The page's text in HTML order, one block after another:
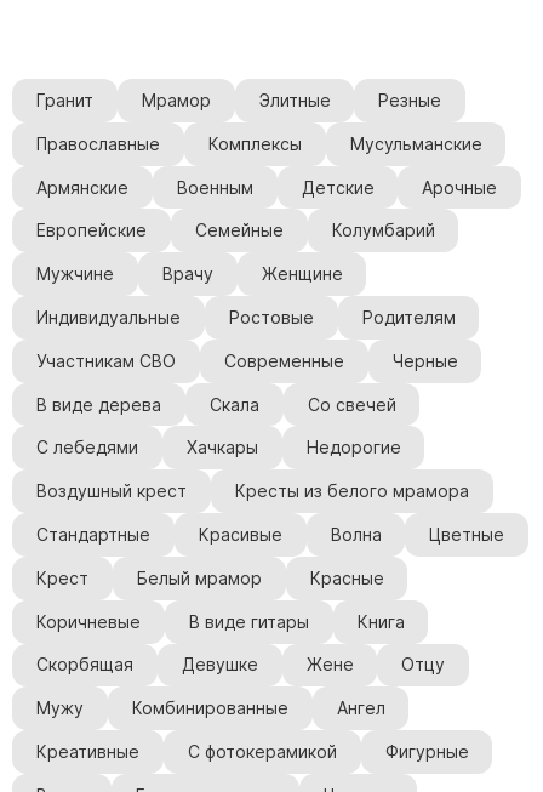
Арочные памятники
Памятники Крест
Памятники военным
Часовни из белого мрамора и гранита
Скульптуры, барельефы и бюсты из бронзы
Колумбарий
Недорогие памятники
Памятники с фотокерамикой
Памятники животным
Памятники младенцу
Памятники двойные
Памятники женщине
Памятники маме
Памятники жене
Памятники девушке
Памятники дочери
Памятники мужчине
Памятники дедушке
Гранит Мрамор Элитные Резные
Православные Комплексы Мусульманские
Армянские Военным Детские Арочные
Европейские Семейные Колумбарий
Мужчине Врачу Женщине
Индивидуальные Ростовые Родителям
Участникам СВО Современные Черные
В виде дерева Скала Со свечей
С лебедями Хачкары Недорогие
Воздушный крест Кресты из белого мрамора
Стандартные Красивые Волна Цветные
Крест Белый мрамор Красные
Коричневые В виде гитары Книга
Скорбящая Девушке Жене Отцу
Мужу Комбинированные Ангел
Креативные С фотокерамикой Фигурные